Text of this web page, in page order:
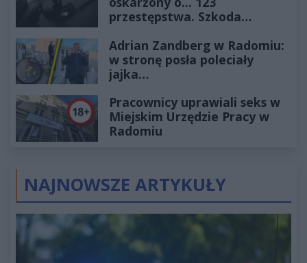
przestępstwa. Szkoda
złotych
Adrian Zandberg w Radomiu:
w stronę posła poleciały
jajka…
Pracownicy uprawiali seks w
Miejskim Urzędzie Pracy w
Radomiu
NAJNOWSZE ARTYKUŁY